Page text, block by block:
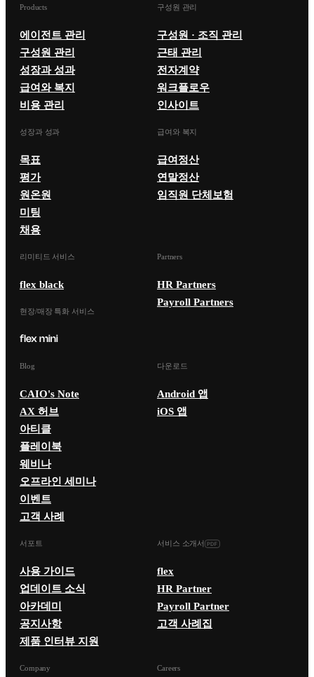
Products
에이전트 관리
구성원 관리
성장과 성과
급여와 복지
비용 관리
구성원 관리
구성원 · 조직 관리
근태 관리
전자계약
워크플로우
인사이트
성장과 성과
목표
평가
원온원
미팅
채용
급여와 복지
급여정산
연말정산
임직원 단체보험
리미티드 서비스
flex black
현장/매장 특화 서비스
Partners
HR Partners
Payroll Partners
Blog
CAIO's Note
AX 허브
아티클
플레이북
웨비나
오프라인 세미나
이벤트
고객 사례
다운로드
Android 앱
iOS 앱
서포트
사용 가이드
업데이트 소식
아카데미
공지사항
제품 인터뷰 지원
서비스 소개서
flex
HR Partner
Payroll Partner
고객 사례집
Company Careers